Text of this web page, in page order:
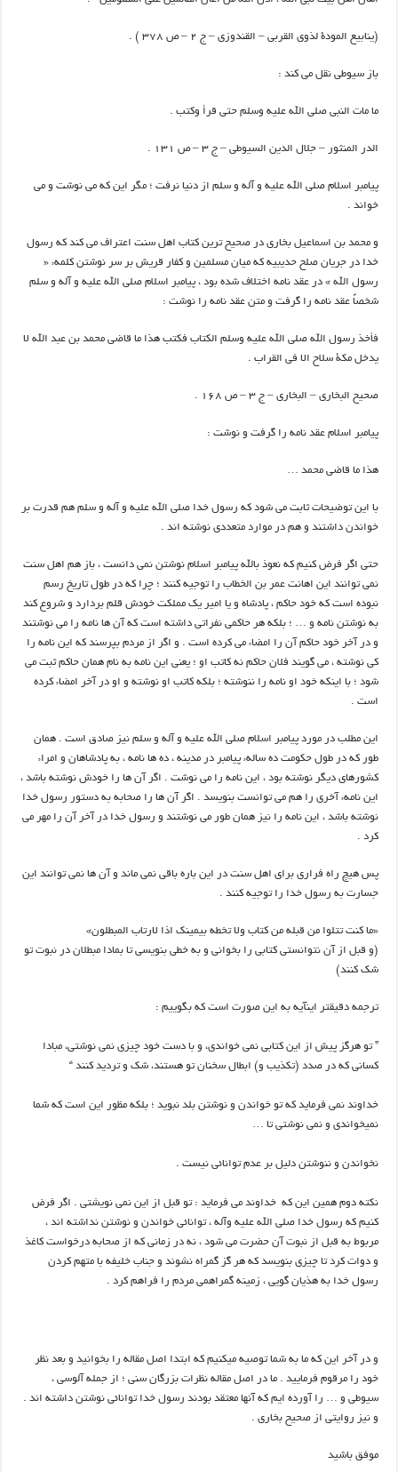
(ينابيع المودة لذوي القربي – القندوزي – ج ۲ – ص ۳۷۸ ) .
باز سيوطي نقل مي كند :
ما مات النبي صلي الله عليه وسلم حتي قرأ وكتب .
الدر المنثور – جلال الدين السيوطي – ج ۳ – ص ۱۳۱ .
پيامبر اسلام صلي الله عليه و آله و سلم از دنيا نرفت ؛ مگر اين كه مي نوشت و مي
خواند .
و محمد بن اسماعيل بخاري در صحيح ترين كتاب اهل سنت اعتراف مي كند كه رسول
خدا در جريان صلح حديبيه كه ميان مسلمين و كفار قريش بر سر نوشتن كلمهء «
رسول الله » در عقد نامه اختلاف شده بود ، پيامبر اسلام صلي الله عليه و آله و سلم
شخصاً عقد نامه را گرفت و متن عقد نامه را نوشت :
فأخذ رسول الله صلي الله عليه وسلم الكتاب فكتب هذا ما قاضي محمد بن عبد الله لا
يدخل مكة سلاح الا في القراب .
صحيح البخاري – البخاري – ج ۳ – ص ۱۶۸ .
پيامبر اسلام عقد نامه را گرفت و نوشت :
هذا ما قاضي محمد …
با اين توضيحات ثابت مي شود كه رسول خدا صلي الله عليه و آله و سلم هم قدرت بر
خواندن داشتند و هم در موارد متعددي نوشته اند .
حتي اگر فرض كنيم كه نعوذ بالله پيامبر اسلام نوشتن نمي دانست ، باز هم اهل سنت
نمي توانند اين اهانت عمر بن الخطاب را توجيه كنند ؛ چرا كه در طول تاريخ رسم
نبوده است كه خود حاكم ، پادشاه و يا امير يك مملكت خودش قلم بردارد و شروع كند
به نوشتن نامه و … ؛ بلكه هر حاكمي نفراتي داشته است كه آن ها نامه را مي نوشتند
و در آخر خود حاكم آن را امضاء مي كرده است . و اگر از مردم بپرسند كه اين نامه را
كي نوشته ، مي گويند فلان حاكم نه كاتب او ؛ يعني اين نامه به نام همان حاكم ثبت مي
شود ؛ با اينكه خود او نامه را ننوشته ؛ بلكه كاتب او نوشته و او در آخر امضاء كرده
است .
اين مطلب در مورد پيامبر اسلام صلي الله عليه و آله و سلم نيز صادق است . همان
طور كه در طول حكومت ده سالهء پيامبر در مدينه ، ده ها نامه ، به پادشاهان و امراء
كشورهاي ديگر نوشته بود ، اين نامه را مي نوشت . اگر آن ها را خودش نوشته باشد ،
اين نامهء آخري را هم مي توانست بنويسد . اگر آن ها را صحابه به دستور رسول خدا
نوشته باشد ، اين نامه را نيز همان طور مي نوشتند و رسول خدا در آخر آن را مهر مي
كرد .
پس هيچ راه فراري براي اهل سنت در اين باره باقي نمي ماند و آن ها نمي توانند اين
جسارت به رسول خدا را توجيه كنند .
«ما کنت تتلوا من قبله من کتاب ولا تخطه بيمينک اذا لارتاب المبطلون»
(و قبل از آن نتوانستي کتابي را بخواني و به خطي بنويسي تا بمادا مبطلان در نبوت تو
شک کنند)
ترجمه دقيقتر اينآیه به این صورت است كه بگوييم :
” تو هرگز پيش از اين كتابى نمى خواندى، و با دست خود چيزى نمى نوشتى، مبادا
كسانى كه در صدد (تكذيب و) ابطال سخنان تو هستند، شك و ترديد كنند “
خداوند نمي فرمايد كه تو خواندن و نوشتن بلد نبويد ؛ بلكه مظور اين است كه شما
نميخواندي و نمي نوشتي تا …
نخواندن و ننوشتن دليل بر عدم توانائي نيست .
نكته دوم همين اين كه خداوند مي فرمايد : تو قبل از اين نمي نويشتي . اگر فرض
كنيم كه رسول خدا صلي الله عليه وآله ، توانائي خواندن و نوشتن نداشته اند ،
مربوط به قبل از نبوت آن حضرت مي شود ، نه در زماني كه از صحابه درخواست كاغذ
و دوات كرد تا چيزي بنويسد كه هر گز گمراه نشوند و جناب خليفه با متهم كردن
رسول خدا به هذيان گويي ، زمينه گمراهمي مردم را فراهم كرد .
و در آخر اين كه ما به شما توصيه ميكنيم كه ابتدا اصل مقاله را بخوانيد و بعد نظر
خود را مرقوم فرماييد . ما در اصل مقاله نظرات بزرگان سني ؛ از جمله آلوسي ،
سيوطي و … را آورده ايم كه آنها معتقد بودند رسول خدا توانائي نوشتن داشته اند .
و نيز روايتي از صحيح بخاري .
موفق باشيد